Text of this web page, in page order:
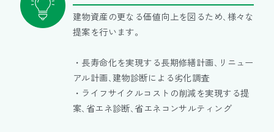
建物資産の更なる価値向上を図るため､様々な
提案を行います。
・長寿命化を実現する長期修繕計画､リニュー
アル計画､建物診断による劣化調査
・ライフサイクルコストの削減を実現する提
案､省エネ診断､省エネコンサルティング